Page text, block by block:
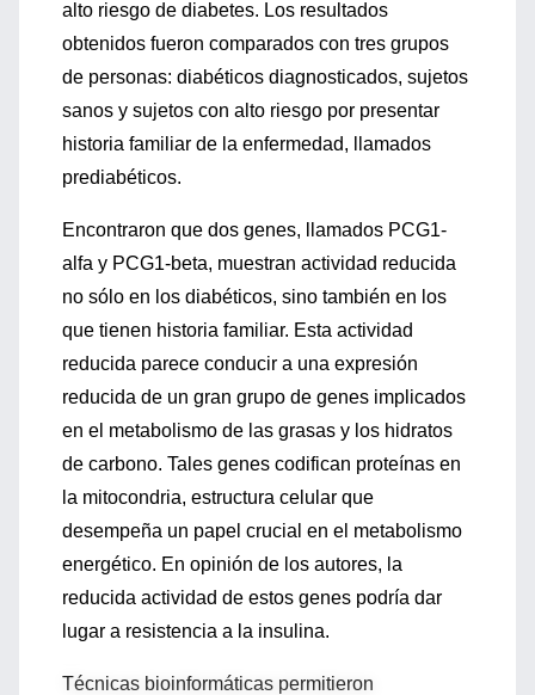
alto riesgo de diabetes. Los resultados
obtenidos fueron comparados con tres grupos
de personas: diabéticos diagnosticados, sujetos
sanos y sujetos con alto riesgo por presentar
historia familiar de la enfermedad, llamados
prediabéticos.
Encontraron que dos genes, llamados PCG1-
alfa y PCG1-beta, muestran actividad reducida
no sólo en los diabéticos, sino también en los
que tienen historia familiar. Esta actividad
reducida parece conducir a una expresión
reducida de un gran grupo de genes implicados
en el metabolismo de las grasas y los hidratos
de carbono. Tales genes codifican proteínas en
la mitocondria, estructura celular que
desempeña un papel crucial en el metabolismo
energético. En opinión de los autores, la
reducida actividad de estos genes podría dar
lugar a resistencia a la insulina.
Técnicas bioinformáticas permitieron